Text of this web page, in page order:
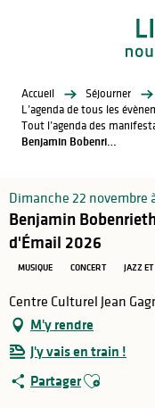
Accueil
Séjourner
L’agenda de tous les
Tout l’agenda des
Benjamin Bobenrieth & Bastien Ribot - Festival Éclats d'Émail 2026
Dimanche 22 novembre
Benjamin
d'Émail 2026
MUSIQUE CONCERT JAZZ ET
Centre Culturel Jean
M'y rendre
J'y vais en train !
PartagerAjouter aux